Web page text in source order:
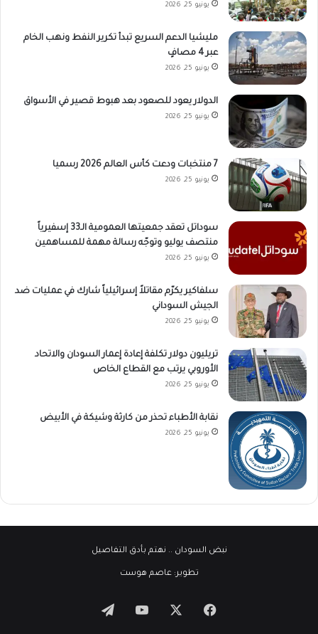
يونيو 25, 2026
مليشيا الدعم السريع تبدأ تكرير النفط ونهب الخام
عبر 4 مصافٍ
يونيو 25, 2026
الدولار يعود للصعود بعد هبوط قصير في الأسواق
يونيو 25, 2026
7 منتخبات ودعت كأس العالم 2026 رسميا
يونيو 25, 2026
سوداتل تعقد جمعيتها العمومية الـ33 إسفيرياً
منتصف يوليو وتوجّه رسالة مهمة للمساهمين
يونيو 25, 2026
سلفاكير يكرّم مقاتلاً إسرائيلياً شارك في عمليات ضد
الجيش السوداني
يونيو 25, 2026
تريليون دولار تكلفة إعادة إعمار السودان والاتحاد
الأوروبي يرتب مع القطاع الخاص
يونيو 25, 2026
نقابة الأطباء تحذر من كارثة وشيكة في الأبيض
يونيو 25, 2026
نبض السودان .. نهتم بأدق التفاصيل
تطوير:عاصم هوست
فيسبوك ‫YouTubeتيلقرام